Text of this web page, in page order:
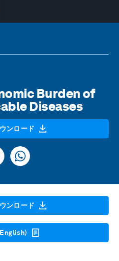
Burden of
Diseases
ンロード
ンロード